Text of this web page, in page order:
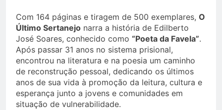
Com 164 páginas e tiragem de 500 exemplares, O
Último Sertanejo narra a história de Edilberto
José Soares, conhecido como “Poeta da Favela”.
Após passar 31 anos no sistema prisional,
encontrou na literatura e na poesia um caminho
de reconstrução pessoal, dedicando os últimos
anos de sua vida à promoção da leitura, cultura e
esperança junto a jovens e comunidades em
situação de vulnerabilidade.